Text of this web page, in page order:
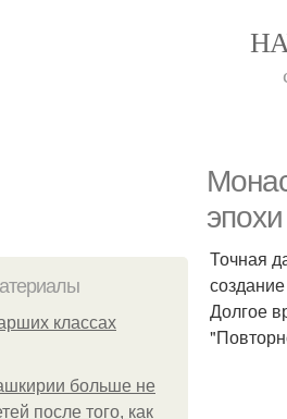
классах
больше не
после того, как
Точная
Долгое